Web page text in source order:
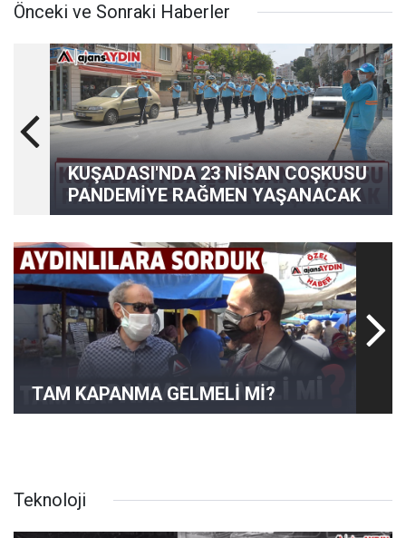
Önceki ve Sonraki Haberler
KUŞADASI'NDA 23 NİSAN COŞKUSU
PANDEMİYE RAĞMEN YAŞANACAK
TAM KAPANMA GELMELİ Mİ?
Teknoloji